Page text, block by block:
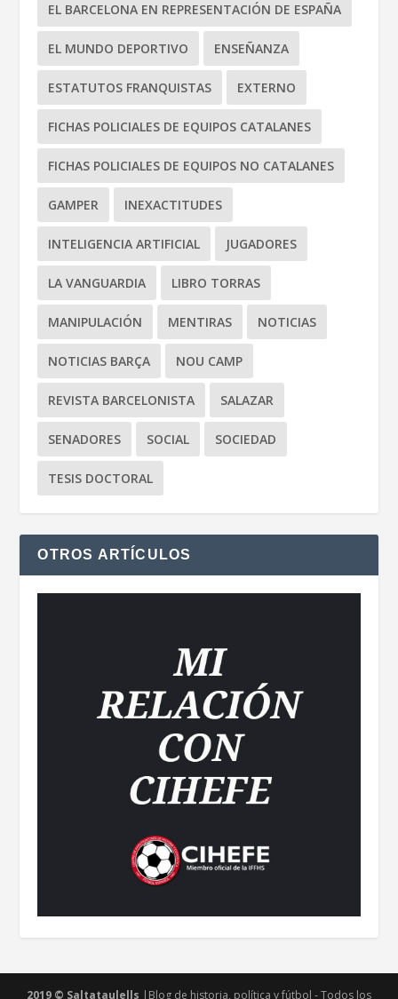
EL BARCELONA EN REPRESENTACIÓN DE ESPAÑA
EL MUNDO DEPORTIVO ENSEÑANZA
ESTATUTOS FRANQUISTAS EXTERNO
FICHAS POLICIALES DE EQUIPOS CATALANES
FICHAS POLICIALES DE EQUIPOS NO CATALANES
GAMPER INEXACTITUDES
INTELIGENCIA ARTIFICIAL JUGADORES
LA VANGUARDIA LIBRO TORRAS
MANIPULACIÓN MENTIRAS NOTICIAS
NOTICIAS BARÇA NOU CAMP
REVISTA BARCELONISTA SALAZAR
SENADORES SOCIAL SOCIEDAD
TESIS DOCTORAL
OTROS ARTÍCULOS
2019 © Saltataulells |Blog de historia, política y fútbol - Todos los